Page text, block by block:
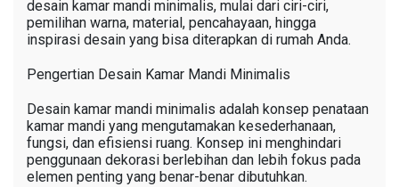
desain kamar mandi minimalis, mulai dari ciri-ciri,
pemilihan warna, material, pencahayaan, hingga
inspirasi desain yang bisa diterapkan di rumah Anda.
Pengertian Desain Kamar Mandi Minimalis
Desain kamar mandi minimalis adalah konsep penataan
kamar mandi yang mengutamakan kesederhanaan,
fungsi, dan efisiensi ruang. Konsep ini menghindari
penggunaan dekorasi berlebihan dan lebih fokus pada
elemen penting yang benar-benar dibutuhkan.